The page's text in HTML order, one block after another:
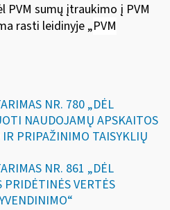
PVM sumų įtraukimo į PVM
rasti leidinyje „PVM
NR. 780 „DĖL
NAUDOJAMŲ APSKAITOS
PRIPAŽINIMO TAISYKLIŲ
NR. 861 „DĖL
VERTĖS